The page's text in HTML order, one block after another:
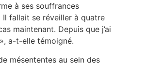
à ses souffrances
fallait se réveiller à quatre
maintenant. Depuis que j’ai
a-t-elle témoigné.
mésententes au sein des